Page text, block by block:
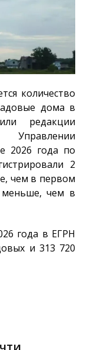
количество
дома в
редакции
2026 года по
2
чем в первом
меньше, чем в
года в ЕГРН
и 313 720